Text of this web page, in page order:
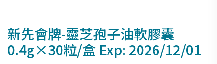
新先會牌-靈芝孢子油軟膠囊
0.4g×30粒/盒 Exp: 2026/12/01